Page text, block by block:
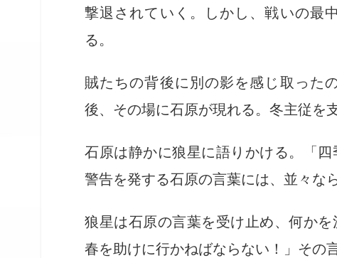
撃退されていく。しかし、戦いの最
る。
賊たちの背後に別の影を感じ取った
後、その場に石原が現れる。冬主従を
石原は静かに狼星に語りかける。「
警告を発する石原の言葉には、並々な
狼星は石原の言葉を受け止め、何か
春を助けに行かねばならない！」その